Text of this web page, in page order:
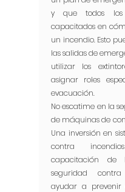
y que todos los
capacitados en
un incendio. Esto
las salidas de
utilizar los
asignar roles
evacuación.
No escatime en la
de máquinas de
Una inversión en
contra
capacitación de
seguridad
ayudar a prevenir